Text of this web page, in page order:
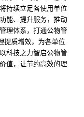
持续立足各使用单位
能、提升服务，推动
理体系，打通公物管
提质增效，为各单位
科技之力智启公物管
值，让节约高效的理